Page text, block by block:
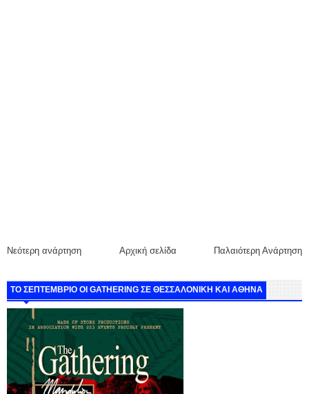
Νεότερη ανάρτηση Παλαιότερη Ανάρτηση
Αρχική σελίδα
ΤΟ ΣΕΠΤΕΜΒΡΙΟ ΟΙ GATHERING ΣΕ ΘΕΣΣΑΛΟΝΙΚΗ ΚΑΙ ΑΘΗΝΑ